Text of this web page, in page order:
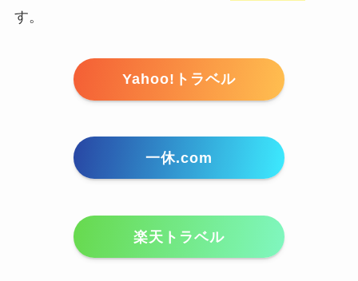
す。
Yahoo!トラベル
一休.com
楽天トラベル